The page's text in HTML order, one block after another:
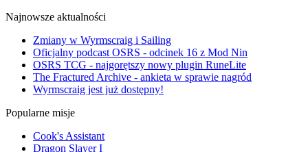
Najnowsze aktualności
Zmiany w Wyrmscraig i Sailing
Oficjalny podcast OSRS - odcinek 16 z Mod Nin
OSRS TCG - najgorętszy nowy plugin RuneLite
The Fractured Archive - ankieta w sprawie nagród
Wyrmscraig jest już dostępny!
Popularne misje
Cook's Assistant
Dragon Slayer I